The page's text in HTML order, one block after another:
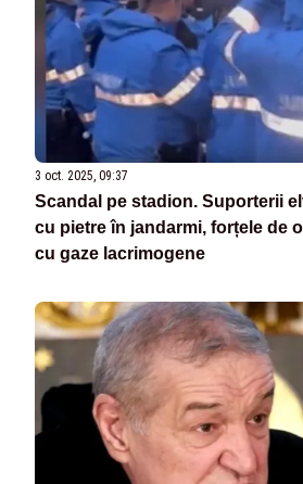
3 oct. 2025, 09:37
Scandal pe stadion. Suporterii
cu pietre în jandarmi, forțele de
cu gaze lacrimogene